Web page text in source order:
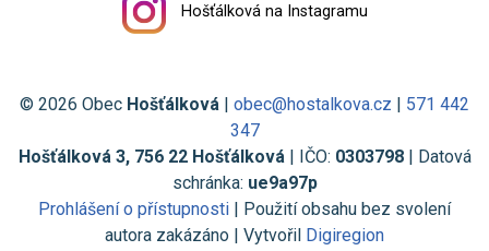
Hošťálková na Instagramu
© 2026 Obec Hošťálková | obec@hostalkova.cz | 571 442
347
Hošťálková 3, 756 22 Hošťálková| IČO: 0303798| Datová
schránka: ue9a97p
Prohlášení o přístupnosti | Použití obsahu bez svolení
autora zakázáno | Vytvořil Digiregion